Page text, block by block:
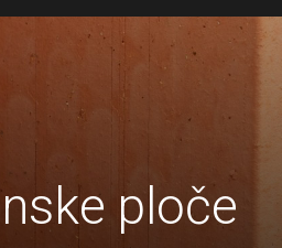
ploče